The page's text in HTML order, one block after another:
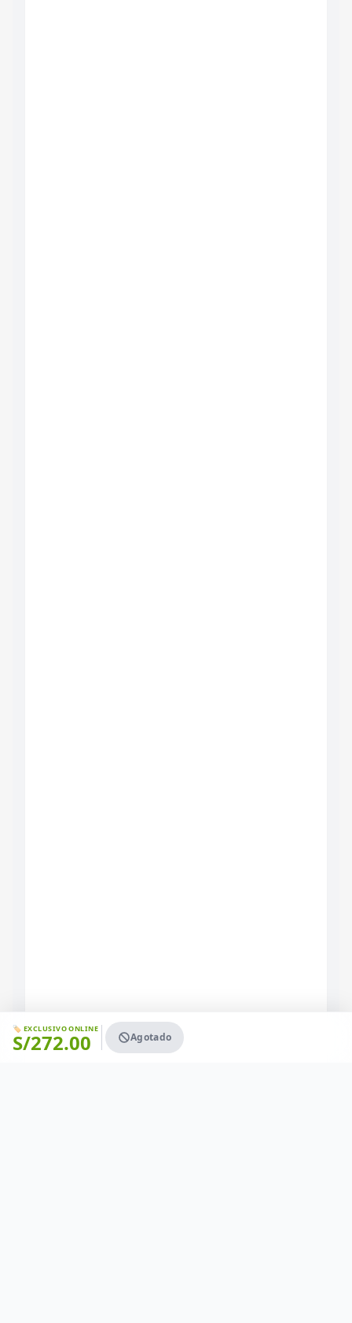
🏷️ EXCLUSIVO ONLINE
S/272.00 Agotado